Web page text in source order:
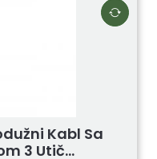
Kabl Sa
3 Utič...